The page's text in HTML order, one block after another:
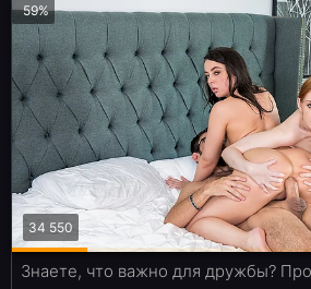
59%
34 550